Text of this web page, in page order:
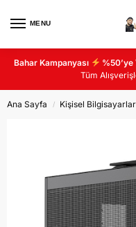
MENU
Bahar Kampanyası
Tüm
Ana Sayfa / Kişisel Bilgisayarlar